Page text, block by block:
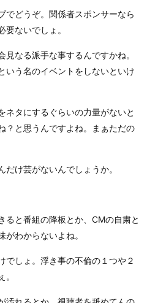
でどうぞ。関係者スポンサーなら
ないでしょ。
なる派手な事するんですかね。
いう名のイベントをしないといけ
ネタにするぐらいの力量がないと
？と思うんですよね。まぁただの
け芸がないんでしょうか。
ると番組の降板とか、CMの自粛と
わからないよね。
でしょ。浮き事の不倫の１つや２